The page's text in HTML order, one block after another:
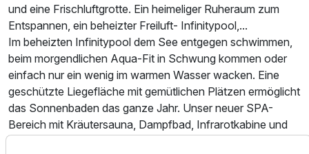
und eine Frischluftgrotte. Ein heimeliger Ruheraum zum
Entspannen, ein beheizter Freiluft- Infinitypool,...
Im beheizten Infinitypool dem See entgegen schwimmen,
beim morgendlichen Aqua-Fit in Schwung kommen oder
einfach nur ein wenig im warmen Wasser wacken. Eine
geschützte Liegefläche mit gemütlichen Plätzen ermöglicht
das Sonnenbaden das ganze Jahr. Unser neuer SPA-
Bereich mit Kräutersauna, Dampfbad, Infrarotkabine und
Frischluftgrotte belebt den Körper. Erholung und